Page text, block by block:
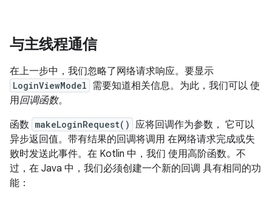
与主线程通信
在上一步中，我们忽略了网络请求响应。要显示
LoginViewModel 需要知道相关信息。为此，我们可以 使
用回调函数。
函数 makeLoginRequest() 应将回调作为参数， 它可以
异步返回值。带有结果的回调将调用 在网络请求完成或失
败时发送此事件。在 Kotlin 中，我们 使用高阶函数。不
过，在 Java 中，我们必须创建一个新的回调 具有相同的功
能：